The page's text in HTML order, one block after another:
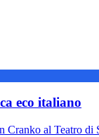
eco italiano
Cranko al Teatro